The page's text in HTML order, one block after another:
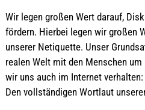
Wir legen großen Wert darauf,
fördern. Hierbei legen wir großen
unserer Netiquette. Unser
realen Welt mit den Menschen
wir uns auch im Internet
Den vollständigen Wortlaut